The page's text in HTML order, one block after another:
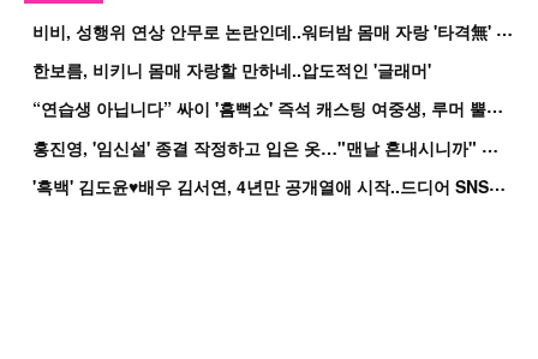
비
비, 성행위 연상 안무로 논란인데..워터밤 몸매 자랑 '타격無' 근황
한보름, 비키니 몸매 자랑할 만하네..압도적인 '글래머'
“
연습생 아닙니다” 싸이 '흠뻑쇼' 즉석 캐스팅 여중생, 루머 뿔났다[Oh!쎈 이...
홍
진영, '임신설' 종결 작정하고 입은 옷…"맨날 혼내시니까" 억울
'
흑백' 김도윤♥배우 김서연, 4년만 공개열애 시작..드디어 SNS에 노출 [핫피...